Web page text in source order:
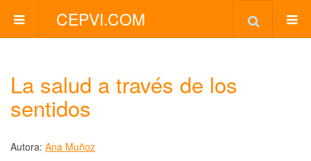
CEPVI.COM
La salud a través de los
sentidos
Autora: Ana Muñoz